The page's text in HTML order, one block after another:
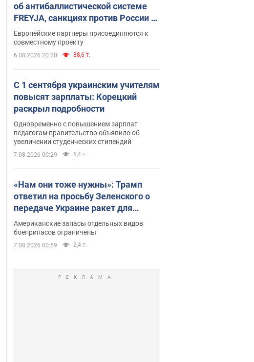
об антибаллистической системе
FREYJA, санкциях против России и
поддержке аграриев. Видео
Европейские партнеры присоединяются к
совместному проекту
6.08.2026 20:20 88,6 т.
С 1 сентября украинским учителям
повысят зарплаты: Корецкий
раскрыл подробности
Одновременно с повышением зарплат
педагогам правительство объявило об
увеличении студенческих стипендий
7.08.2026 00:29 6,4 т.
«Нам они тоже нужны»: Трамп
ответил на просьбу Зеленского о
передаче Украине ракет для
Patriot
Американские запасы отдельных видов
боеприпасов ограничены
7.08.2026 00:59 2,4 т.